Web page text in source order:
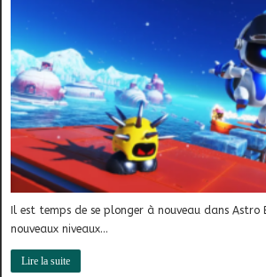
Il est temps de se plonger à nouveau dans Astro
nouveaux niveaux…
Lire la suite